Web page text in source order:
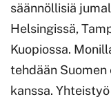
säännöllisiä
Helsingissä,
Kuopiossa.
tehdään
kanssa.